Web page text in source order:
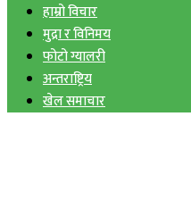
हाम्रो विचार
मुद्रा र विनिमय
फोटो ग्यालरी
अन्तराष्ट्रिय
खेल समाचार